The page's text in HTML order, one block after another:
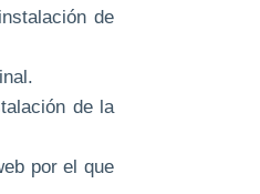
de
de la
por el que